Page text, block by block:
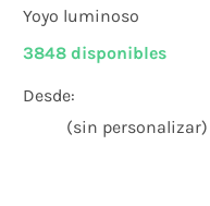
Yoyo luminoso
3848 disponibles
Desde:
(sin personalizar)